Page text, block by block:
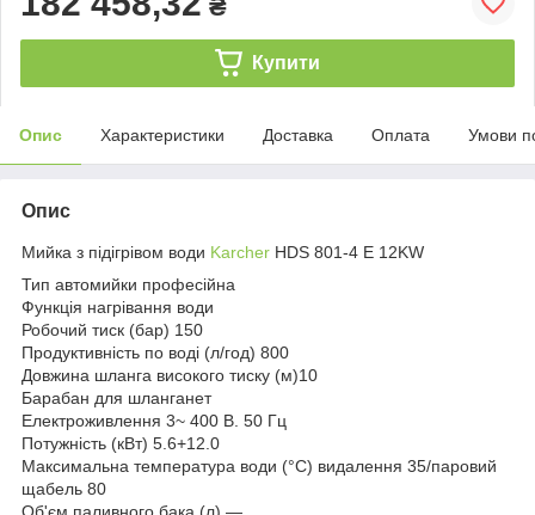
₴
Купити
Опис Характеристики Доставка Оплата Умови
Опис
Мийка з підігрівом води Karcher HDS 801-4 Е 12KW
Тип автомийки професійна
Функція нагрівання води
Робочий тиск (бар) 150
Продуктивність по воді (л/год) 800
Довжина шланга високого тиску (м)10
Барабан для шланганет
Електроживлення 3~ 400 В. 50 Гц
Потужність (кВт) 5.6+12.0
Максимальна температура води (°C) видалення 35/паровий
щабель 80
Об'єм паливного бака (л) —